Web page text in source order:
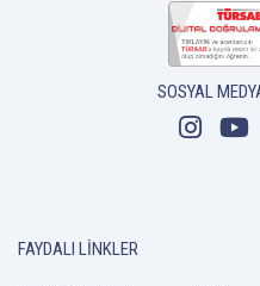
SOSYAL
FAYDALI LINKLER